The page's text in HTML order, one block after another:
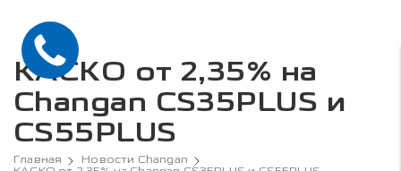
КАСКО от 2,35% на
Changan CS35PLUS и
CS55PLUS
Главная
Новости Changan